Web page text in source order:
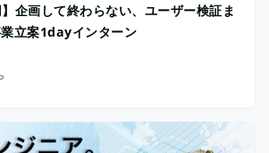
企画して終わらない、ユーザー検証ま
立案1dayインターン